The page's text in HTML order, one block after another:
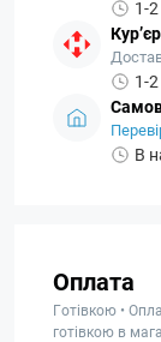
1-2
1-2
В
Оплата
Готівкою •
готівкою в